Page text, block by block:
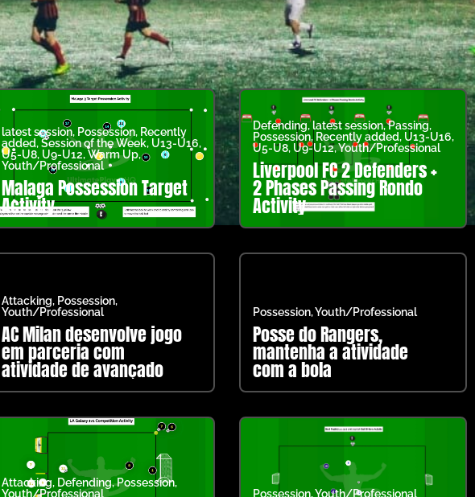
latest session, Possession, Recently
added,Session of the Week, U13-U16,
U5-U8, U9-U12,Warm Up,
Youth/Professional
Malaga Possession Target
Activity
Defending, latest session,Passing,
Possession, Recently added, U13-U16,
U5-U8, U9-U12,Youth/Professional
Liverpool FC 2 Defenders +
2 Phases Passing Rondo
Activity
Attacking, Possession,
Youth/Professional
AC Milan desenvolve jogo
em parceria com
atividade de avançado
Possession,Youth/Professional
Posse do Rangers,
mantenha a atividade
com a bola
Attacking, Defending,Possession,
Youth/Professional
Possession,Youth/Professional